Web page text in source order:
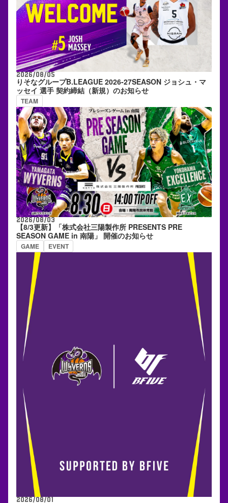
2026/08/05
りそなグループB.LEAGUE 2026-27SEASON ジョシュ・マ
ッセイ 選手 契約締結（新規）のお知らせ
TEAM
2026/08/03
【8/3更新】「株式会社三陽製作所 PRESENTS PRE
SEASON GAME in 南陽」 開催のお知らせ
GAME EVENT
2026/08/01